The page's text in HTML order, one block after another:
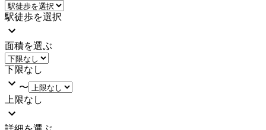
駅徒歩を選択
面積を選ぶ
下限なし
〜
上限なし